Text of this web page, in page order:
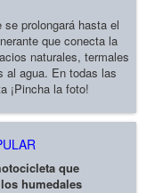
prolongará hasta el
que conecta la
naturales, termales
al agua. En todas las
¡Pincha la foto!
que
humedales